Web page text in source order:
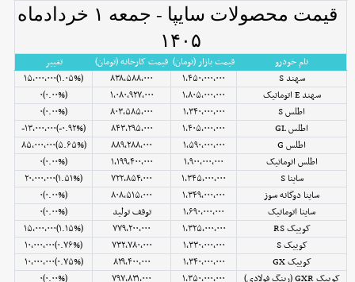
قیمت محصولات سایپا - جمعه ۱ خردادماه
۱۴۰۵
نام خودرو قیمت بازار (تومان) قیمت کارخانه (تومان)
تغییر
سهند S
۱,۴۵۰,۰۰۰,۰۰۰ ۸۳۸,۵۸۸,۰۰۰
(‎۱.۰۵%‌)‎۱۵,۰۰۰,۰۰۰‌
سهند E اتوماتیک
۱,۸۰۵,۰۰۰,۰۰۰ ۱,۰۸۰,۹۲۷,۰۰۰
(۰.۰۰%)۰
اطلس S
۱,۳۴۰,۰۰۰,۰۰۰ ۸۰۳,۵۸۵,۰۰۰
(۰.۰۰%)۰
اطلس GL
۱,۴۰۵,۰۰۰,۰۰۰ ۸۴۳,۲۹۵,۰۰۰
(‎-۰.۹۲%‌)‎-۱۳,۰۰۰,۰۰۰‌
اطلس G
۱,۵۹۰,۰۰۰,۰۰۰ ۸۸۹,۲۸۸,۰۰۰
(‎۵.۶۵%‌)‎۸۵,۰۰۰,۰۰۰‌
اطلس اتوماتیک
۱,۹۰۰,۰۰۰,۰۰۰ ۱,۱۹۹,۴۰۰,۰۰۰
(۰.۰۰%)۰
ساینا S
۱,۳۴۵,۰۰۰,۰۰۰ ۷۲۲,۸۵۴,۰۰۰
(‎۱.۵۱%‌)‎۲۰,۰۰۰,۰۰۰‌
ساینا دوگانه سوز
۱,۳۴۹,۰۰۰,۰۰۰ ۸۰۸,۵۱۵,۰۰۰
(۰.۰۰%)۰
ساینا اتوماتیک
۱,۶۹۰,۰۰۰,۰۰۰ توقف تولید
(۰.۰۰%)۰
کوییک RS
۱,۳۲۵,۰۰۰,۰۰۰ ۷۷۹,۲۰۰,۰۰۰
(‎۱.۱۵%‌)‎۱۵,۰۰۰,۰۰۰‌
کوییک S
۱,۳۳۰,۰۰۰,۰۰۰ ۷۳۲,۷۸۰,۰۰۰
(‎۰.۷۶%‌)‎۱۰,۰۰۰,۰۰۰‌
کوییک GX
۱,۳۴۰,۰۰۰,۰۰۰ ۸۲۹,۴۰۰,۰۰۰
(‎۰.۷۵%‌)‎۱۰,۰۰۰,۰۰۰‌